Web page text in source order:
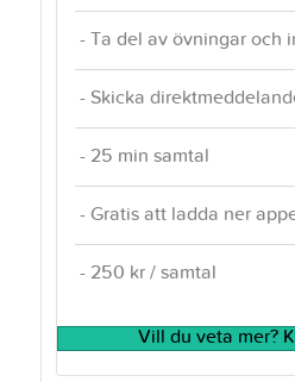
- Ta del av övningar och
- Skicka
- 25 min samtal
- Gratis att ladda ner
- 250 kr / samtal
Vill du veta mer?